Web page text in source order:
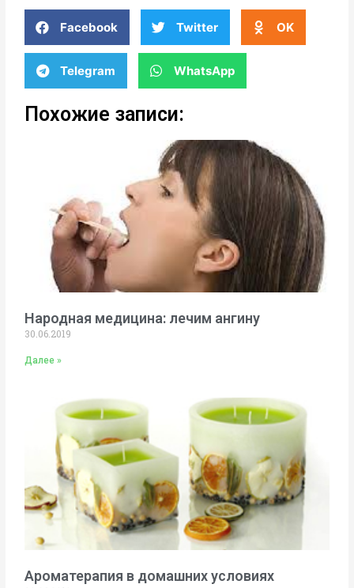
Facebook Twitter OK
Telegram WhatsApp
Похожие записи:
Народная медицина: лечим ангину
30.06.2019
Далее »
Ароматерапия в домашних условиях